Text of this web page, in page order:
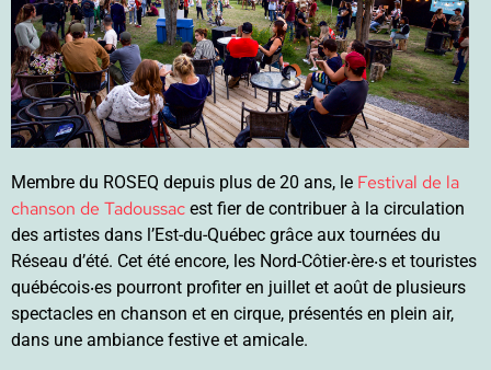
Membre du ROSEQ depuis plus de 20 ans, le Festival de la
chanson de Tadoussac est fier de contribuer à la circulation
des artistes dans l’Est-du-Québec grâce aux tournées du
Réseau d’été. Cet été encore, les Nord-Côtier‧ère‧s et touristes
québécois‧es pourront profiter en juillet et août de plusieurs
spectacles en chanson et en cirque, présentés en plein air,
dans une ambiance festive et amicale.